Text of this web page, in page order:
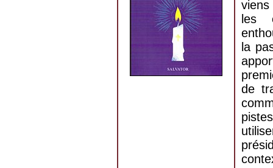
les
la
de